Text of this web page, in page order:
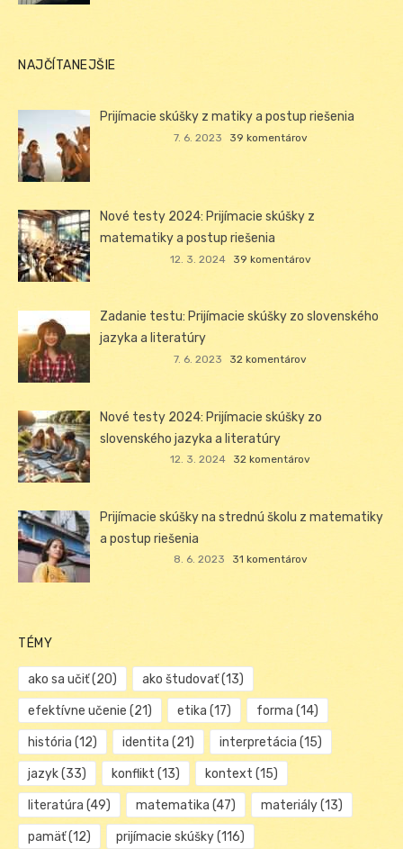
NAJČÍTANEJŠIE
Prijímacie skúšky z matiky a postup riešenia
7. 6. 2023 39 komentárov
Nové testy 2024: Prijímacie skúšky z
matematiky a postup riešenia
12. 3. 2024 39 komentárov
Zadanie testu: Prijímacie skúšky zo slovenského
jazyka a literatúry
7. 6. 2023 32 komentárov
Nové testy 2024: Prijímacie skúšky zo
slovenského jazyka a literatúry
12. 3. 2024 32 komentárov
Prijímacie skúšky na strednú školu z matematiky
a postup riešenia
8. 6. 2023 31 komentárov
TÉMY
ako sa učiť(20) ako študovať(13)
efektívne učenie (21) etika (17) forma (14)
história (12) identita (21) interpretácia (15)
jazyk(33) konflikt (13) kontext (15)
literatúra (49) matematika (47) materiály(13)
pamäť(12) prijímacie skúšky(116)